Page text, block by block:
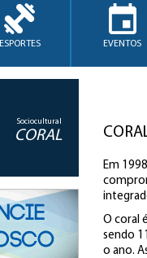
ESPORTES EVENTOS
Sociocultural
CORAL
Em
O coral
sendo
o ano.